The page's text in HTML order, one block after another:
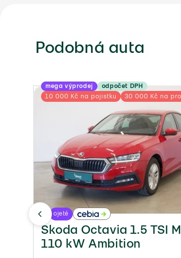
Podobná auta
mega výprodej
odpočet DPH
10 000 Kč na pojistku
30 000 Kč na
ojeté
Škoda Octavia 1.5 TSI
110 kW Ambition